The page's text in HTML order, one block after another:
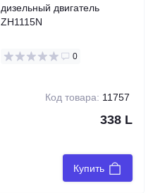
дизельный двигатель
ZH1115N
0
Код товара: 11757
338 L
Купить